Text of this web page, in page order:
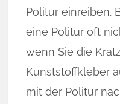
Politur einreiben.
eine Politur oft
wenn Sie die
Kunststoffkleber
mit der Politur